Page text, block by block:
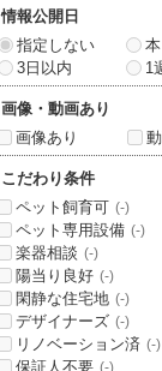
情報公開日
指定しない
本
3日以内
1
画像・動画あり
画像あり
こだわり条件
ペット飼育可 (-)
ペット専用設備 (-)
楽器相談 (-)
陽当り良好 (-)
閑静な住宅地 (-)
デザイナーズ (-)
リノベーション済 (-)
保証人不要 (-)